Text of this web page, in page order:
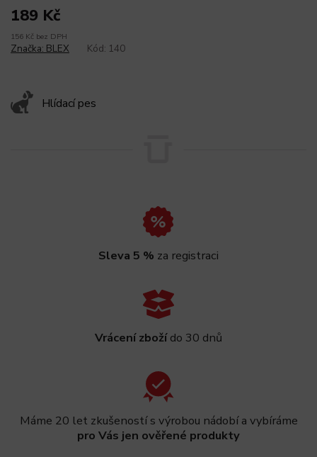
189 Kč
156 Kč bez DPH
Hlídací pes
Značka: BLEX Kód: 140
Sleva 5 % za registraci
Vrácení zbožído 30 dnů
Máme 20 let zkušeností s výrobou nádobí a vybíráme
pro Vás jen ověřené produkty